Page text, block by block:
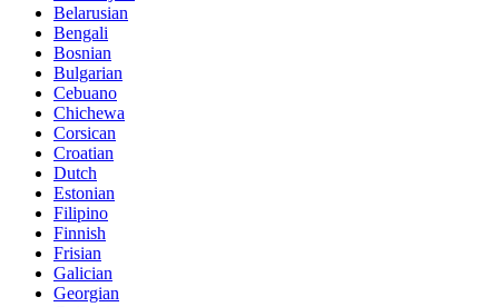
Belarusian
Bengali
Bosnian
Bulgarian
Cebuano
Chichewa
Corsican
Croatian
Dutch
Estonian
Filipino
Finnish
Frisian
Galician
Georgian